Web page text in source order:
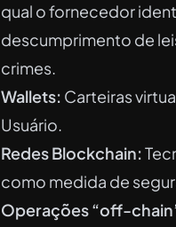
qual o fornecedor
descumprimento de
crimes.
Wallets: Carteiras
Usuário.
Redes Blockchain:
como medida de
Operações “off-